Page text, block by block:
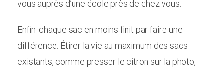
vous auprès d’une école près de chez vous.
Enfin, chaque sac en moins finit par faire une
différence. Étirer la vie au maximum des sacs
existants, comme presser le citron sur la photo,